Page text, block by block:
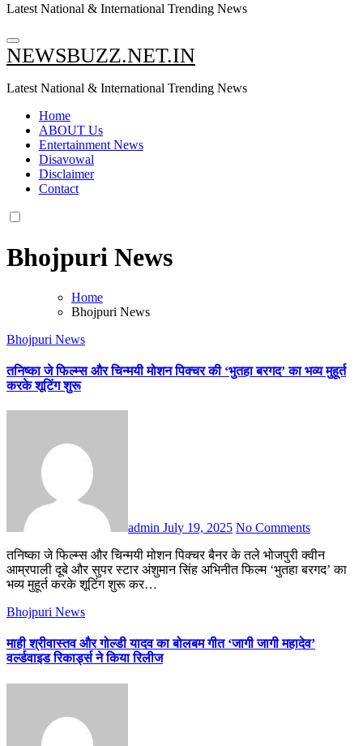
Latest National & International Trending News
NEWSBUZZ.NET.IN
Latest National & International Trending News
Home
ABOUT Us
Entertainment News
Disavowal
Disclaimer
Contact
Bhojpuri News
Home
Bhojpuri News
Bhojpuri News
तनिष्का जे फिल्म्स और चिन्मयी मोशन पिक्चर की ‘भुतहा बरगद’ का भव्य मुहूर्त
करके शूटिंग शुरू
admin July 19, 2025 No Comments
तनिष्का जे फिल्म्स और चिन्मयी मोशन पिक्चर बैनर के तले भोजपुरी क्वीन
आम्रपाली दूबे और सुपर स्टार अंशुमान सिंह अभिनीत फिल्म ‘भुतहा बरगद’ का
भव्य मुहूर्त करके शूटिंग शुरू कर…
Bhojpuri News
माही श्रीवास्तव और गोल्डी यादव का बोलबम गीत ‘जागी जागी महादेव’
वर्ल्डवाइड रिकार्ड्स ने किया रिलीज